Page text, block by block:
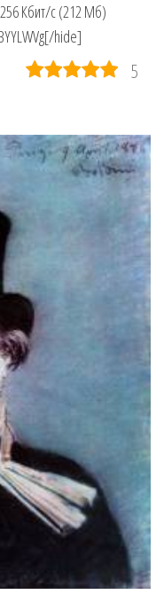
Кбит/с (212 Мб)
hide]
5